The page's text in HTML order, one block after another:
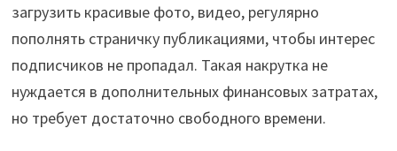
загрузить красивые фото, видео, регулярно
пополнять страничку публикациями, чтобы интерес
подписчиков не пропадал. Такая накрутка не
нуждается в дополнительных финансовых затратах,
но требует достаточно свободного времени.